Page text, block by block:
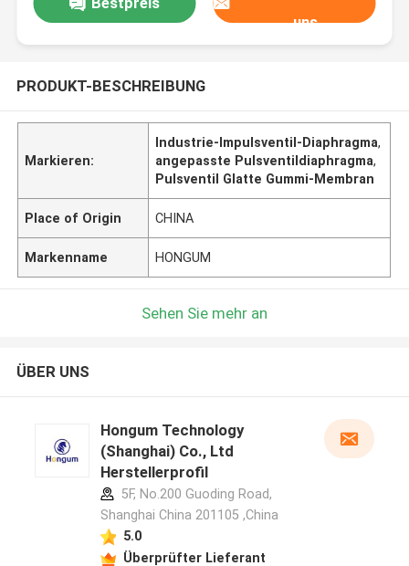
uns
PRODUKT-BESCHREIBUNG
Markieren:
Industrie-Impulsventil-Diaphragma,
angepasste Pulsventildiaphragma,
Pulsventil Glatte Gummi-Membran
Place of Origin CHINA
Markenname HONGUM
Sehen Sie mehr an
ÜBER UNS
Hongum Technology
(Shanghai) Co., Ltd
Herstellerprofil
5F, No.200 Guoding Road,
Shanghai China 201105 ,China
5.0
Überprüfter Lieferant